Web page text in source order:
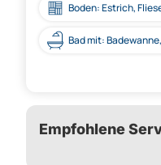
Boden: Estrich,
Bad mit:
Empfohlene